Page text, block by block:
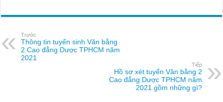
Trước
Thông tin tuyển sinh Văn bằng
2 Cao đẳng Dược TPHCM năm
2021
Tiếp
Hồ sơ xét tuyển Văn bằng 2
Cao đẳng Dược TPHCM năm
2021 gồm những gì?